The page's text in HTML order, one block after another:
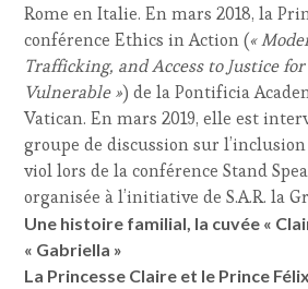
Rome en Italie. En mars 2018, la
conférence Ethics in Action («
Trafficking, and Access to Justice
Vulnerable ») de la Pontificia
Vatican. En mars 2019, elle est
groupe de discussion sur
viol lors de la conférence Stand
organisée à l’initiative de S.A.R. la
Une histoire familial, la cuvée «
« Gabriella »
La Princesse Claire et le Prince